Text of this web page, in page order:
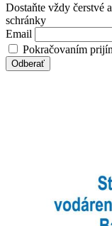
Dostaňte vždy čerstvé
schránky
Email
Pokračovaním